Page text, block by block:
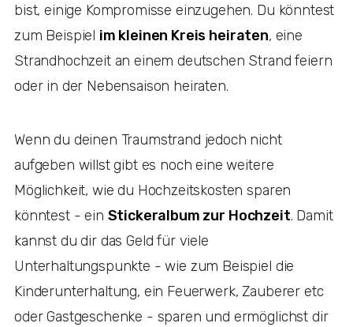
bist, einige Kompromisse einzugehen. Du könntest
zum Beispiel im kleinen Kreis heiraten, eine
Strandhochzeit an einem deutschen Strand feiern
oder in der Nebensaison heiraten.
Wenn du deinen Traumstrand jedoch nicht
aufgeben willst gibt es noch eine weitere
Möglichkeit, wie du Hochzeitskosten sparen
könntest - ein Stickeralbum zur Hochzeit. Damit
kannst du dir das Geld für viele
Unterhaltungspunkte - wie zum Beispiel die
Kinderunterhaltung, ein Feuerwerk, Zauberer etc
oder Gastgeschenke - sparen und ermöglichst dir